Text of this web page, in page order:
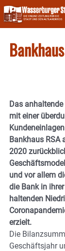
Skip
to
content
Das
mit einer
Bankhaus RSA
2020
und vor allem
die Bank in
haltenden
erzielt.
Die
Geschäftsjahr